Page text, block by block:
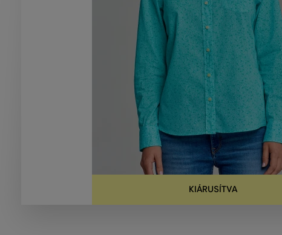
KIÁRUSÍTVA